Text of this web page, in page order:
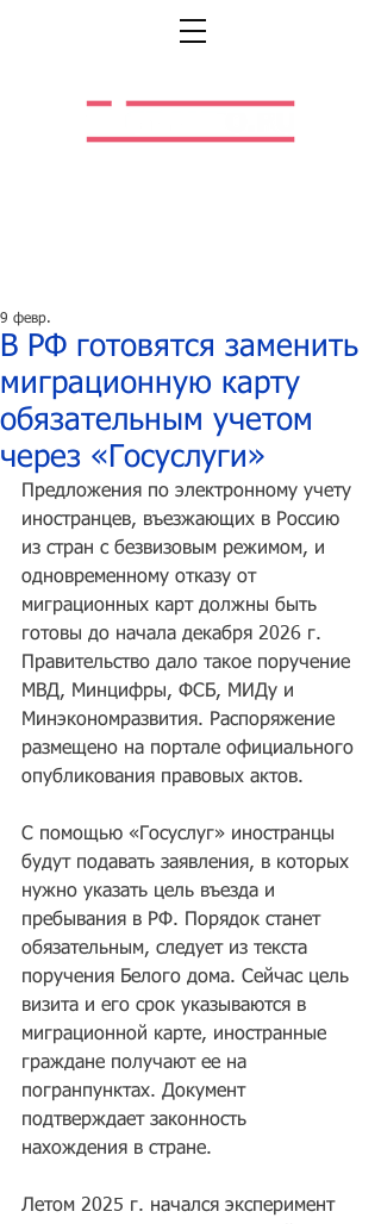
В РФ готовятся заменить
миграционную карту
обязательным учетом
через «Госуслуги»
9 февр.
Предложения по электронному учету
иностранцев, въезжающих в Россию
из стран с безвизовым режимом, и
одновременному отказу от
миграционных карт должны быть
готовы до начала декабря 2026 г.
Правительство дало такое поручение
МВД, Минцифры, ФСБ, МИДу и
Минэкономразвития. Распоряжение
размещено на портале официального
опубликования правовых актов.
С помощью «Госуслуг» иностранцы
будут подавать заявления, в которых
нужно указать цель въезда и
пребывания в РФ. Порядок станет
обязательным, следует из текста
поручения Белого дома. Сейчас цель
визита и его срок указываются в
миграционной карте, иностранные
граждане получают ее на
погранпунктах. Документ
подтверждает законность
нахождения в стране.
Летом 2025 г. начался эксперимент